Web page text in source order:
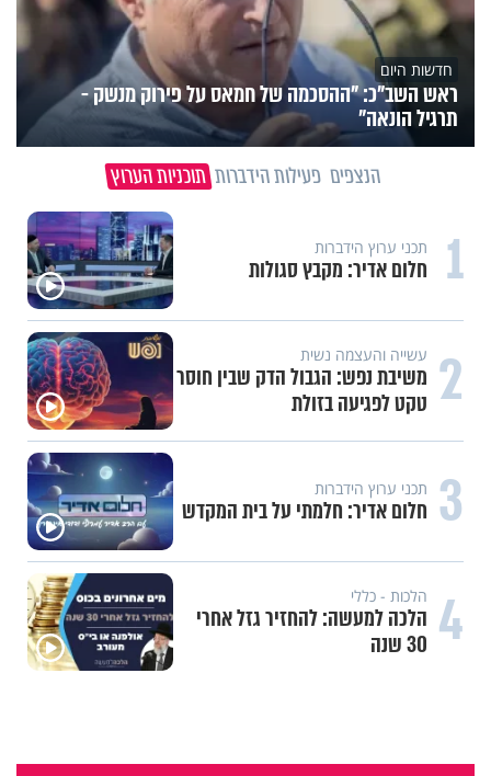
חדשות היום
ראש השב"כ: "ההסכמה של חמאס על פירוק מנשק -
תרגיל הונאה"
הנצפים פעילות הידברות תוכניות הערוץ
1 תכני ערוץ הידברות
חלום אדיר: מקבץ סגולות
2 עשייה והעצמה נשית
משיבת נפש: הגבול הדק שבין חוסר
טקט לפגיעה בזולת
3 תכני ערוץ הידברות
חלום אדיר: חלמתי על בית המקדש
4 הלכות - כללי
הלכה למעשה: להחזיר גזל אחרי
30 שנה